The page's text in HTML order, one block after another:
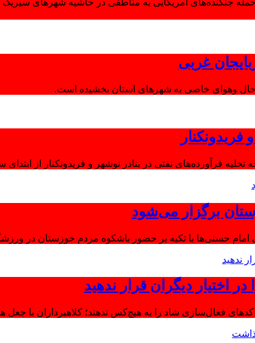
جنگنده‌های آمریکایی به مناطقی در حاشیه شهرهای
غربی
حال وهوای خاصی به شهرهای استان بخشیده است.
فرآورده‌های نفتی در بنادر نوشهر و فریدونکنار از
برگزار می‌شود
حسنی‌ها با تکیه بر حضور باشکوه مردم خوزستان در
اختیار دیگران قرار ندهید
فعال‌سازی شاد را به هیچ‌کس ندهند؛ کلاهبرداران با